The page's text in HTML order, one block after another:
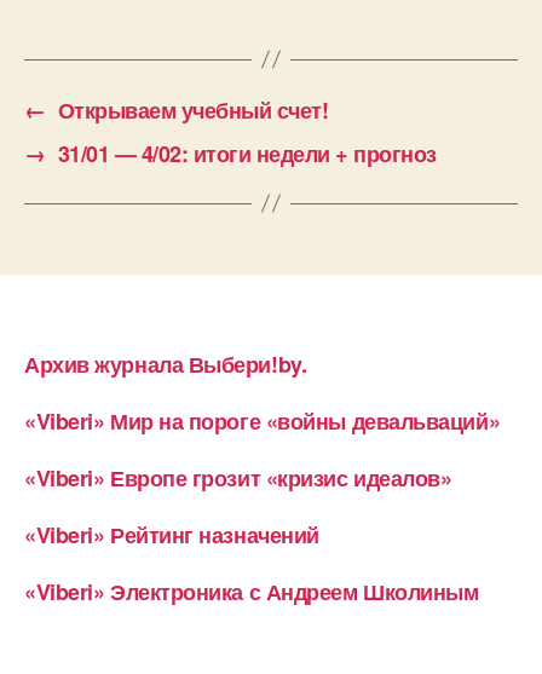
← Открываем учебный счет!
→ 31/01 — 4/02: итоги недели + прогноз
Архив журнала Выбери!by.
«Viberi» Мир на пороге «войны девальваций»
«Viberi» Европе грозит «кризис идеалов»
«Viberi» Рейтинг назначений
«Viberi» Электроника с Андреем Школиным